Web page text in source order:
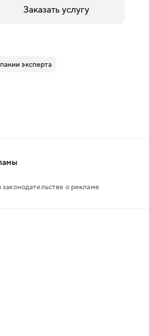
Заказать услугу
эксперта
о рекламе